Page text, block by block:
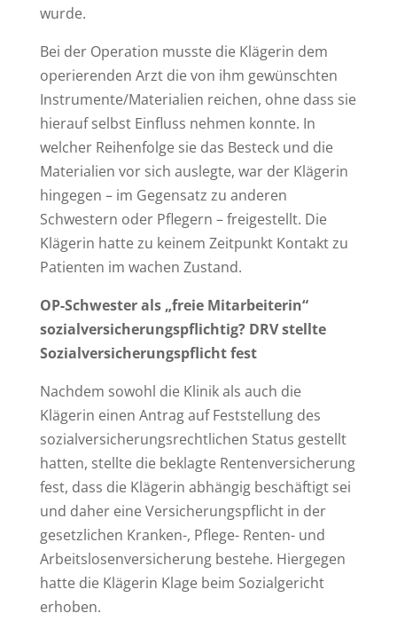
wurde.
Bei der Operation musste die Klägerin dem
operierenden Arzt die von ihm gewünschten
Instrumente/Materialien reichen, ohne dass sie
hierauf selbst Einfluss nehmen konnte. In
welcher Reihenfolge sie das Besteck und die
Materialien vor sich auslegte, war der Klägerin
hingegen – im Gegensatz zu anderen
Schwestern oder Pflegern – freigestellt. Die
Klägerin hatte zu keinem Zeitpunkt Kontakt zu
Patienten im wachen Zustand.
OP-Schwester als „freie Mitarbeiterin“
sozialversicherungspflichtig? DRV stellte
Sozialversicherungspflicht fest
Nachdem sowohl die Klinik als auch die
Klägerin einen Antrag auf Feststellung des
sozialversicherungsrechtlichen Status gestellt
hatten, stellte die beklagte Rentenversicherung
fest, dass die Klägerin abhängig beschäftigt sei
und daher eine Versicherungspflicht in der
gesetzlichen Kranken-, Pflege- Renten- und
Arbeitslosenversicherung bestehe. Hiergegen
hatte die Klägerin Klage beim Sozialgericht
erhoben.